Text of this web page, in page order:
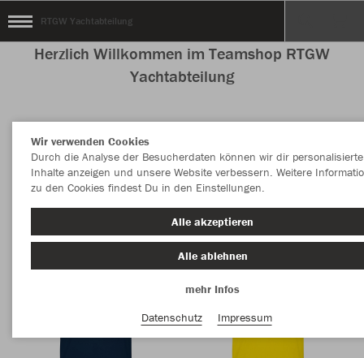
RTGW Yachtabteilung
Herzlich Willkommen im Teamshop RTGW
Yachtabteilung
Nachhaltig Farbe
Wir verwenden Cookies
Durch die Analyse der Besucherdaten können wir dir personalisierte
Inhalte anzeigen und unsere Website verbessern. Weitere
zu den Cookies findest Du in den Einstellungen.
Alle akzeptieren
Alle ablehnen
mehr Infos
Datenschutz
Impressum